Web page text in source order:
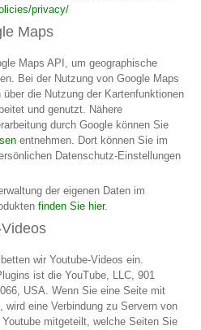
privacy/
Maps
Maps API, um geographische
Bei der Nutzung von Google Maps
die Nutzung der Kartenfunktionen
und genutzt. Nähere
durch Google können Sie
entnehmen. Dort können Sie im
Datenschutz-Einstellungen
der eigenen Daten im
finden Sie hier.
wir Youtube-Videos ein.
ist die YouTube, LLC, 901
USA. Wenn Sie eine Seite mit
wird eine Verbindung zu Servern von
mitgeteilt, welche Seiten Sie